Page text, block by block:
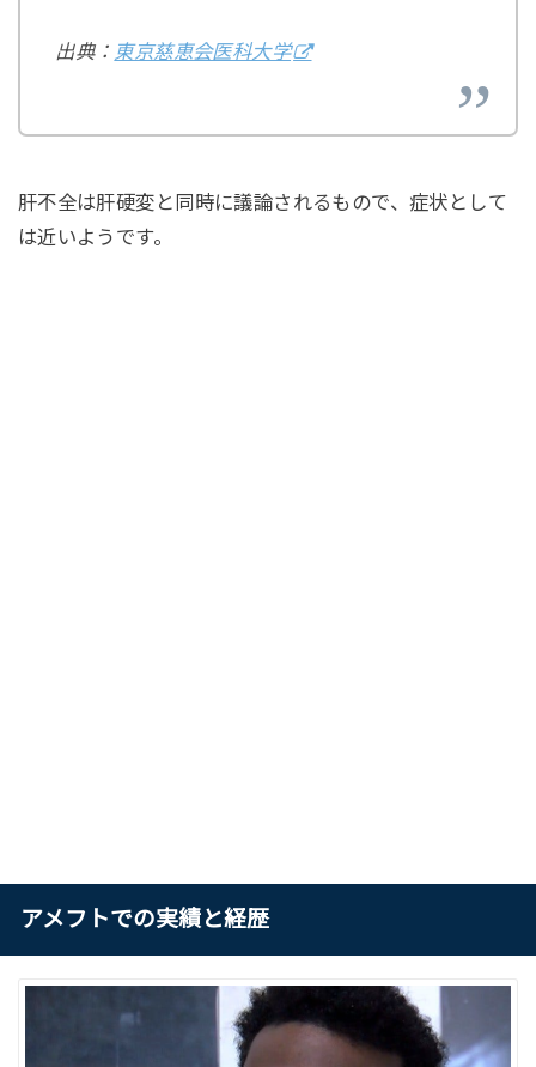
出典： 東京慈恵会医科大学
肝不全は肝硬変と同時に議論されるもので、症状として
は近いようです。
アメフトでの実績と経歴